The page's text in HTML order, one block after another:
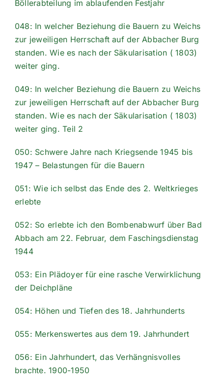
Böllerabteilung im ablaufenden Festjahr
048: In welcher Beziehung die Bauern zu Weichs
zur jeweiligen Herrschaft auf der Abbacher Burg
standen. Wie es nach der Säkularisation ( 1803)
weiter ging.
049: In welcher Beziehung die Bauern zu Weichs
zur jeweiligen Herrschaft auf der Abbacher Burg
standen. Wie es nach der Säkularisation ( 1803)
weiter ging. Teil 2
050: Schwere Jahre nach Kriegsende 1945 bis
1947 – Belastungen für die Bauern
051: Wie ich selbst das Ende des 2. Weltkrieges
erlebte
052: So erlebte ich den Bombenabwurf über Bad
Abbach am 22. Februar, dem Faschingsdienstag
1944
053: Ein Plädoyer für eine rasche Verwirklichung
der Deichpläne
054: Höhen und Tiefen des 18. Jahrhunderts
055: Merkenswertes aus dem 19. Jahrhundert
056: Ein Jahrhundert, das Verhängnisvolles
brachte. 1900-1950